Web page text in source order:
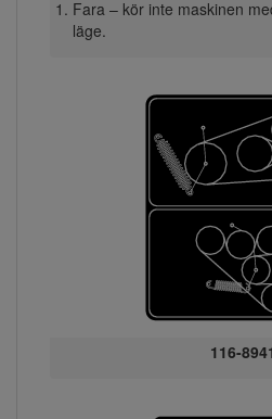
Fara – kör inte maskinen
läge.
116-